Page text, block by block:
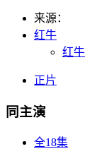
来源：
红牛
红牛
正片
同主演
全18集